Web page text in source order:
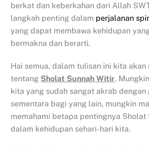
berkat dan keberkahan dari Allah
langkah penting dalam perjalanan
yang dapat membawa kehidupan
bermakna dan berarti.
Hai semua, dalam tulisan ini kita akan
tentang Sholat Sunnah Witir.
kita yang sudah sangat akrab dengan
sementara bagi yang lain, mungkin
memahami betapa pentingnya Sholat
dalam kehidupan sehari-hari kita.